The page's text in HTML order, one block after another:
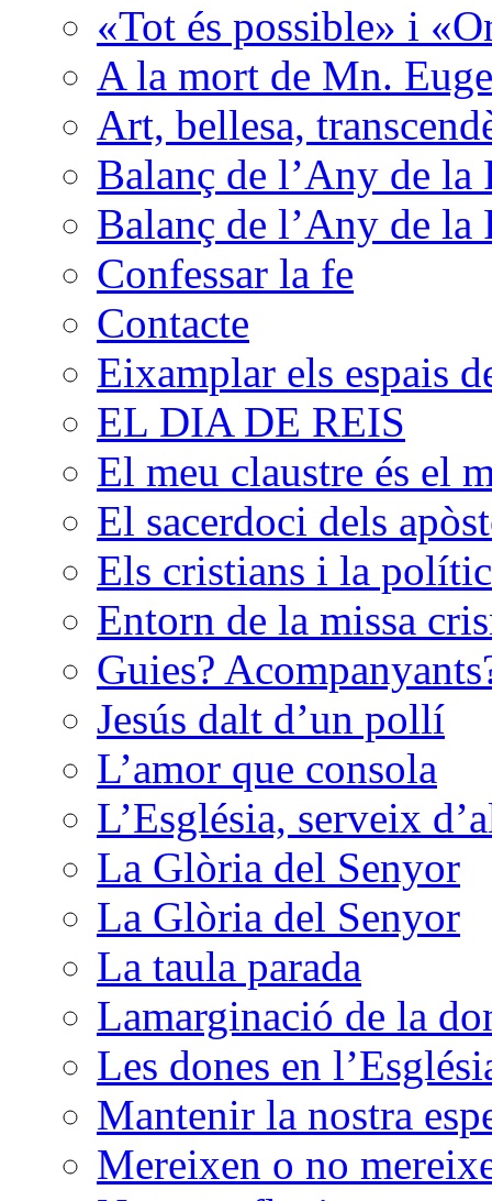
«Tot és possible» i
A la mort de Mn.
Art, bellesa,
Balanç de l’Any de la
Balanç de l’Any de la
Confessar la fe
Contacte
Eixamplar els espais
EL DIA DE REIS
El meu claustre és el
El sacerdoci dels
Els cristians i la
Entorn de la missa
Guies?
Jesús dalt d’un pollí
L’amor que consola
L’Església, serveix
La Glòria del Senyor
La Glòria del Senyor
La taula parada
Lamarginació de la
Les dones en
Mantenir la nostra
Mereixen o no